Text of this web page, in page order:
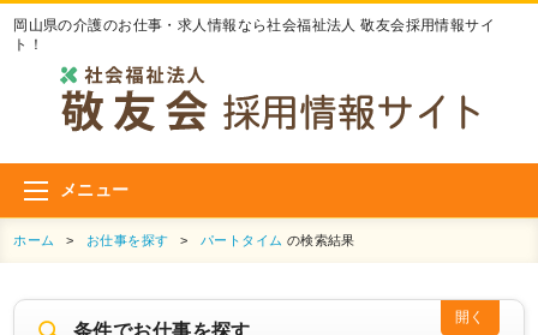
岡山県の介護のお仕事・求人情報なら社会福祉法人 敬友会採用情報サイ
ト！
メニュー
ホーム > お仕事を探す > パートタイム の検索結果
条件でお仕事を探す
開く